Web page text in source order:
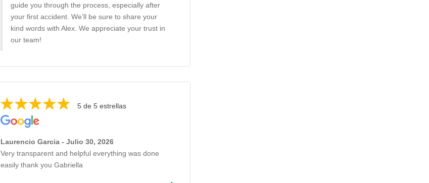
guide you through the process, especially after
your first accident. We’ll be sure to share your
kind words with Alex. We appreciate your trust in
our team!
5 de 5 estrellas
Laurencio Garcia - Julio 30, 2026
Very transparent and helpful everything was done
easily thank you Gabriella